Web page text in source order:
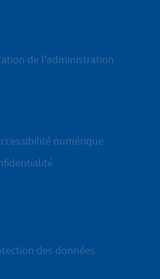
de l'administration
numérique
des données